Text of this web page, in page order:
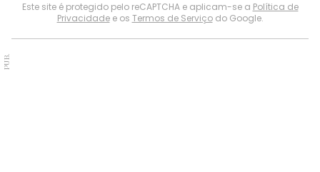
Este site é protegido pelo reCAPTCHA e aplicam-se a Política de
Privacidadee os Termos de Serviçodo Google.
PUB.